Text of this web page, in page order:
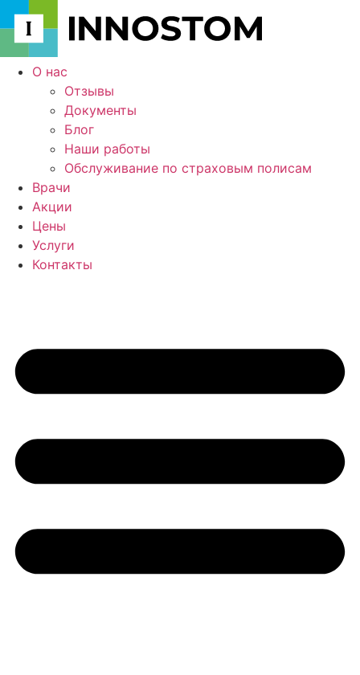
к
содержимому
О нас
Отзывы
Документы
Блог
Наши работы
Обслуживание по страховым полисам
Врачи
Акции
Цены
Услуги
Контакты